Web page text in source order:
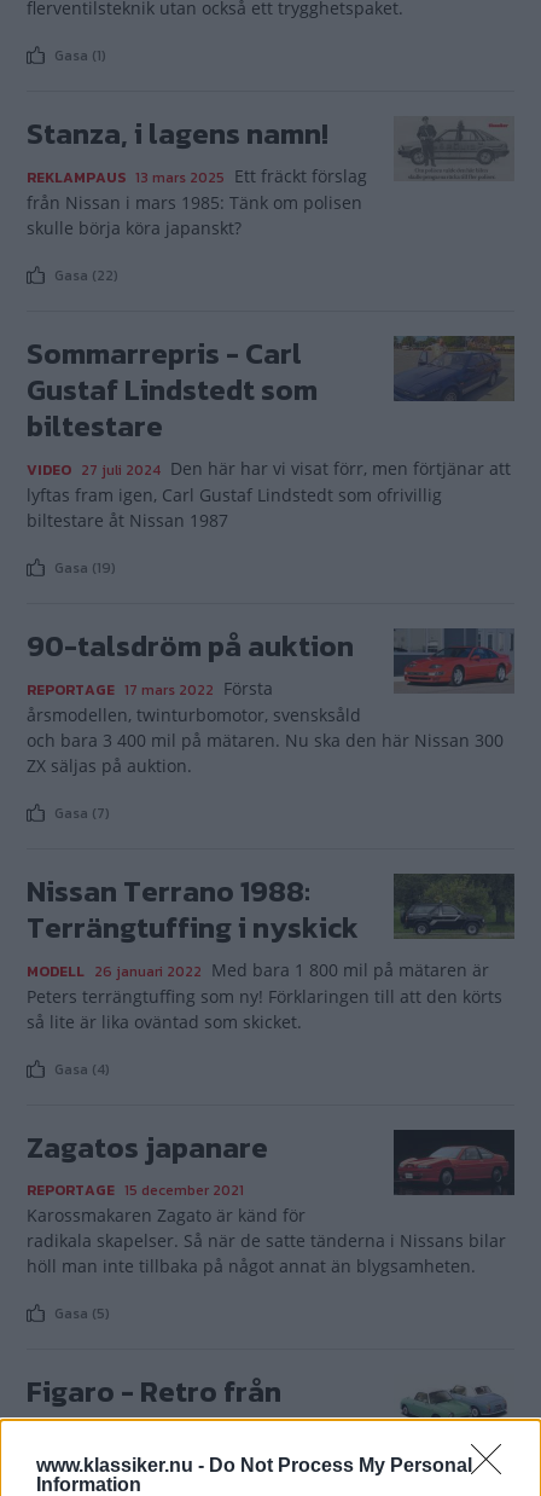
www.klassiker.nu - Do Not Process My Personal
Information
flerventilsteknik utan också ett trygghetspaket.
Gasa (1)
Stanza, i lagens namn!
REKLAMPAUS 13 mars 2025 Ett fräckt förslag
från Nissan i mars 1985: Tänk om polisen
skulle börja köra japanskt?
Gasa (22)
Sommarrepris - Carl
Gustaf Lindstedt som
biltestare
VIDEO 27 juli 2024 Den här har vi visat förr, men förtjänar att
lyftas fram igen, Carl Gustaf Lindstedt som ofrivillig
biltestare åt Nissan 1987
Gasa (19)
90-talsdröm på auktion
REPORTAGE 17 mars 2022 Första
årsmodellen, twinturbomotor, svensksåld
och bara 3 400 mil på mätaren. Nu ska den här Nissan 300
ZX säljas på auktion.
Gasa (7)
Nissan Terrano 1988:
Terrängtuffing i nyskick
MODELL 26 januari 2022 Med bara 1 800 mil på mätaren är
Peters terrängtuffing som ny! Förklaringen till att den körts
så lite är lika oväntad som skicket.
Gasa (4)
Zagatos japanare
REPORTAGE 15 december 2021
Karossmakaren Zagato är känd för
radikala skapelser. Så när de satte tänderna i Nissans bilar
höll man inte tillbaka på något annat än blygsamheten.
Gasa (5)
Figaro - Retro från
Nissan
REPORTAGE 23 februari 2021 Med nittiotalet kom en ny trend i